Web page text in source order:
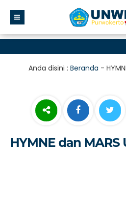
Anda disini : Beranda -
HYMNE dan MARS